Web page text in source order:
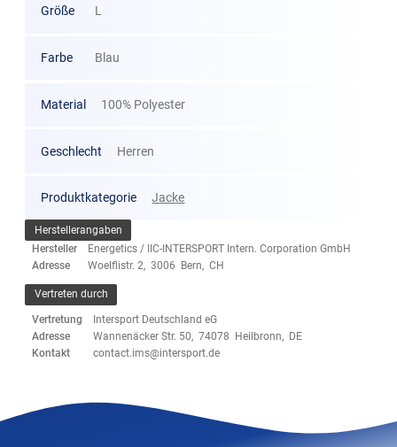
Größe L
Farbe Blau
Material 100% Polyester
Geschlecht Herren
Produktkategorie Jacke
Herstellerangaben
Hersteller
Energetics / IIC-INTERSPORT Intern. Corporation GmbH
Adresse
Woelflistr. 2, 3006 Bern, CH
Vertreten durch
Vertretung
Intersport Deutschland eG
Adresse
Wannenäcker Str. 50, 74078 Heilbronn, DE
Kontakt
contact.ims@intersport.de